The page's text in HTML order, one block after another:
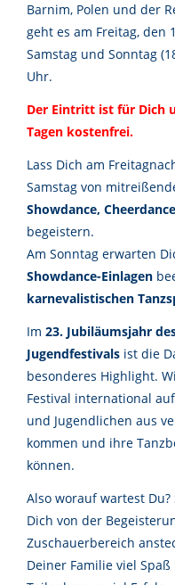
Barnim, Polen und der
geht es am Freitag, den
Samstag und Sonntag
Uhr.
Der Eintritt ist für Dich
Tagen kostenfrei.
Lass Dich am
Samstag von
Showdance, Cheerdance
begeistern.
Am Sonntag erwarten
Showdance-Einlagen
karnevalistischen
Im 23. Jubiläumsjahr
Jugendfestivals ist die
besonderes Highlight.
Festival international
und Jugendlichen aus
kommen und ihre
können.
Also worauf wartest
Dich von der
Zuschauerbereich
Deiner Familie viel